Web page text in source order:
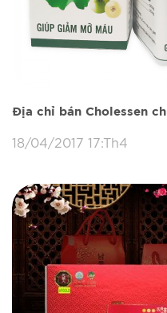
Địa chỉ bán Cholessen
18/04/2017 17:Th4